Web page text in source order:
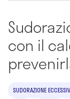
con il
SUDORAZIONE